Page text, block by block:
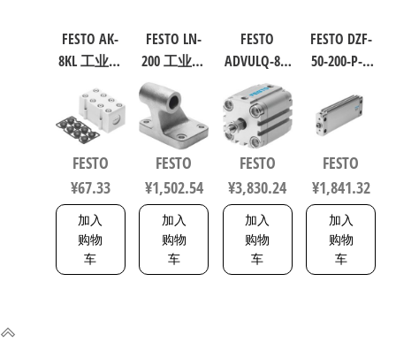
FESTO AK-
8KL 工业自
件 538219
FESTO
¥67.33
加入
购物
车
FESTO LN-
200 工业自
动化零部
件 规格200
9038
FESTO
¥1,502.54
加入
购物
车
FESTO
ADVULQ-80-
60-A-P-A 紧
凑型抗扭
气缸 行程
60mm 缸径
80mm
156833
FESTO
¥3,830.24
加入
购物
车
FESTO DZF-
50-200-P-A
缸 行程
200mm 缸
164075
FESTO
¥1,841.32
加入
购物
车